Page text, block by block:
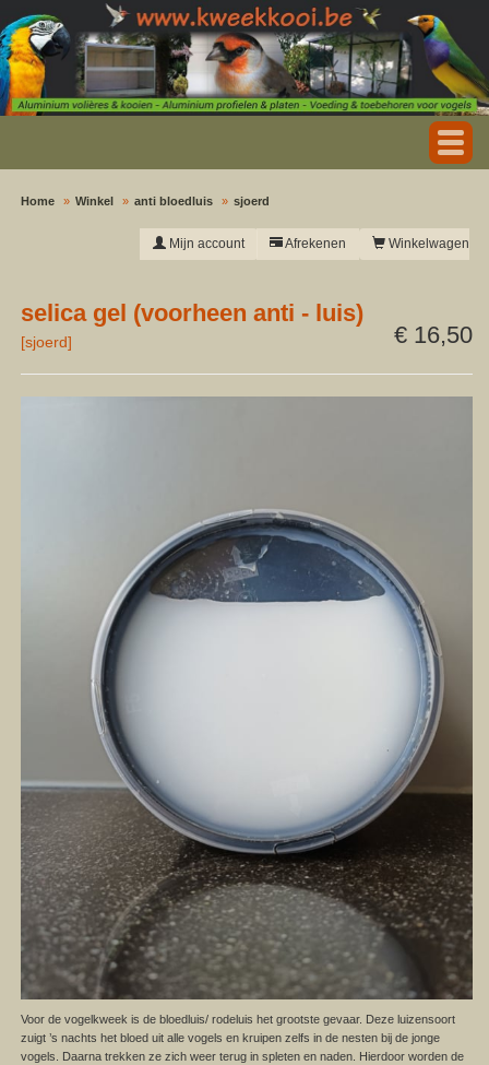
Home Winkel anti bloedluis sjoerd
Winkelwagen
Afrekenen
Mijn account
€ 16,50
selica gel (voorheen anti - luis)
[sjoerd]
Voor de vogelkweek is de bloedluis/ rodeluis het grootste gevaar. Deze luizensoort
zuigt ’s nachts het bloed uit alle vogels en kruipen zelfs in de nesten bij de jonge
vogels. Daarna trekken ze zich weer terug in spleten en naden. Hierdoor worden de